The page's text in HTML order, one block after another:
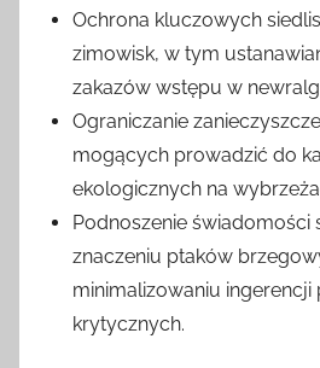
Ochrona kluczowych
zimowisk, w tym
zakazów wstępu w
Ograniczanie
mogących prowadzić do
ekologicznych na
Podnoszenie świadomości
znaczeniu ptaków
minimalizowaniu
krytycznych.